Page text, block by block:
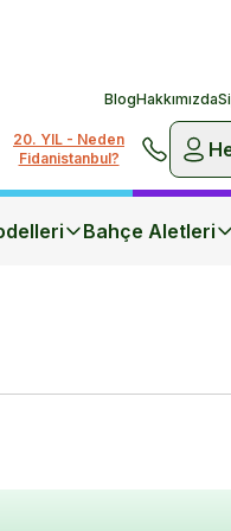
BlogHakkımızda
20. YIL - Neden
Fidanistanbul?
Bahçe Aletleri